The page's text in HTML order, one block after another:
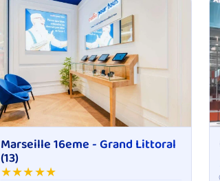
Marseille 16eme - Grand Littoral
(13)
★★★★★